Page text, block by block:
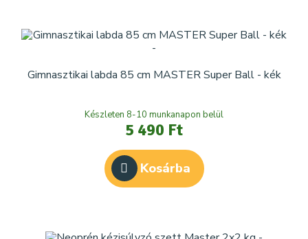
Gimnasztikai labda 85 cm MASTER Super Ball - kék
Készleten 8-10 munkanapon belül
5 490 Ft
Kosárba